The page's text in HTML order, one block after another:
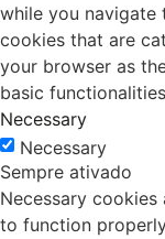
while you navigate
cookies that are
your browser as
basic
Necessary
Necessary
Sempre ativado
Necessary
to function